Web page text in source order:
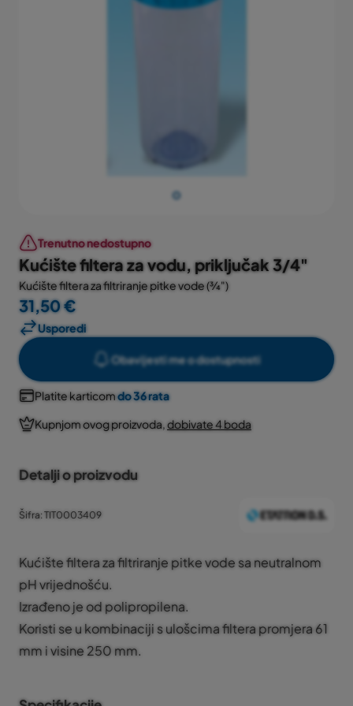
Trenutno nedostupno
Kućište filtera za vodu, priključak 3/4"
Kućište filtera za filtriranje pitke vode (¾")
31,50 €
Obavijesti me o dostupnosti
Usporedi
Platite karticomdo 36 rata
Kupnjom ovog proizvoda,dobivate 4 boda
Detalji o proizvodu
Šifra: TIT0003409
Kućište filtera za filtriranje pitke vode sa neutralnom
pH vrijednošću.
Izrađeno je od polipropilena.
Koristi se u kombinaciji s ulošcima filtera promjera 61
mm i visine 250 mm.